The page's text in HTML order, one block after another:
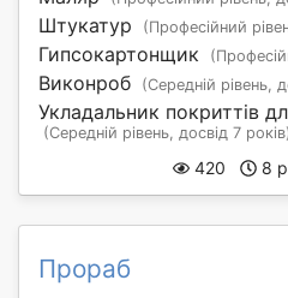
Штукатур (Професійний
Гипсокартонщик
Виконроб (Середній рівень,
Укладальник покриттів
(Середній рівень, досвід 7
420 8
Прораб